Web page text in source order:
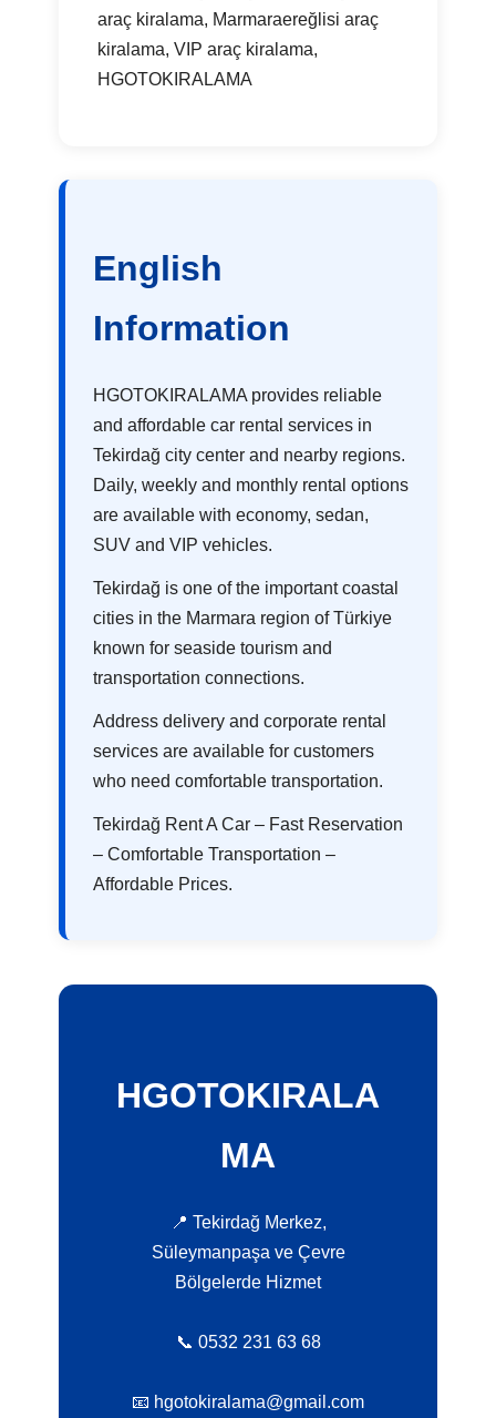
araç kiralama, Marmaraereğlisi araç
kiralama, VIP araç kiralama,
HGOTOKIRALAMA
English
Information
HGOTOKIRALAMA provides reliable
and affordable car rental services in
Tekirdağ city center and nearby regions.
Daily, weekly and monthly rental options
are available with economy, sedan,
SUV and VIP vehicles.
Tekirdağ is one of the important coastal
cities in the Marmara region of Türkiye
known for seaside tourism and
transportation connections.
Address delivery and corporate rental
services are available for customers
who need comfortable transportation.
Tekirdağ Rent A Car – Fast Reservation
– Comfortable Transportation –
Affordable Prices.
HGOTOKIRALA
MA
📍 Tekirdağ Merkez,
Süleymanpaşa ve Çevre
Bölgelerde Hizmet
📞 0532 231 63 68
📧 hgotokiralama@gmail.com